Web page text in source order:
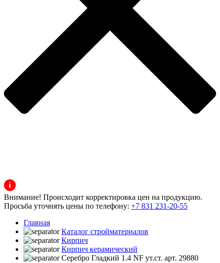
Внимание! Происходит корректировка цен на продукцию.
Просьба уточнять цены по телефону: +7 831 231-20-55
Главная
Каталог стройматериалов
Кирпич
Кирпич керамический
Серебро Гладкий 1.4 NF ут.ст. арт. 29880